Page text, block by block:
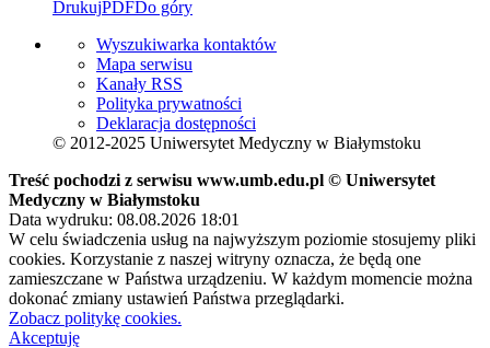
DrukujPDFDo góry
Wyszukiwarka kontaktów
Mapa serwisu
Kanały RSS
Polityka prywatności
Deklaracja dostępności
© 2012-2025 Uniwersytet Medyczny w Białymstoku
Treść pochodzi z serwisu www.umb.edu.pl © Uniwersytet
Medyczny w Białymstoku
Data wydruku: 08.08.2026 18:01
W celu świadczenia usług na najwyższym poziomie stosujemy pliki
cookies. Korzystanie z naszej witryny oznacza, że będą one
zamieszczane w Państwa urządzeniu. W każdym momencie można
dokonać zmiany ustawień Państwa przeglądarki.
Zobacz politykę cookies.
Akceptuję